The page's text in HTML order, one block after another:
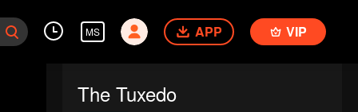
MS APP VIP
The Tuxedo